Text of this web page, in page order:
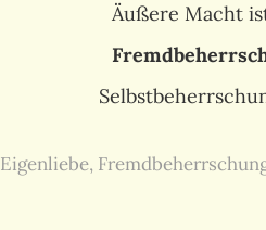
Äußere Macht
Eigenliebe,